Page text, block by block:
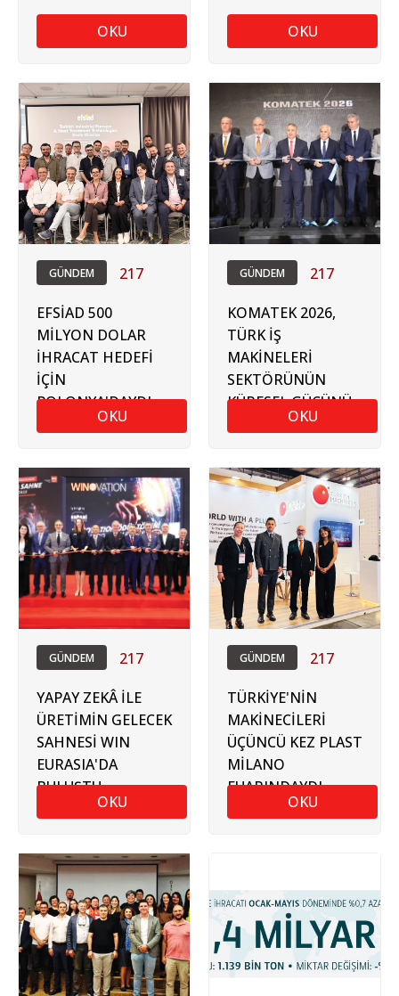
OKU OKU
GÜNDEM 217
EFSİAD 500
MİLYON DOLAR
İHRACAT HEDEFİ
İÇİN
POLONYA'DAYDI
OKU
GÜNDEM 217
KOMATEK 2026,
TÜRK İŞ
MAKİNELERİ
SEKTÖRÜNÜN
KÜRESEL GÜCÜNÜ
ORTAYA KOYDU
OKU
GÜNDEM 217
YAPAY ZEKÂ İLE
ÜRETİMİN GELECEK
SAHNESİ WIN
EURASIA'DA
BULUŞTU
OKU
GÜNDEM 217
TÜRKİYE'NİN
MAKİNECİLERİ
ÜÇÜNCÜ KEZ PLAST
MİLANO
FUARINDAYDI
OKU